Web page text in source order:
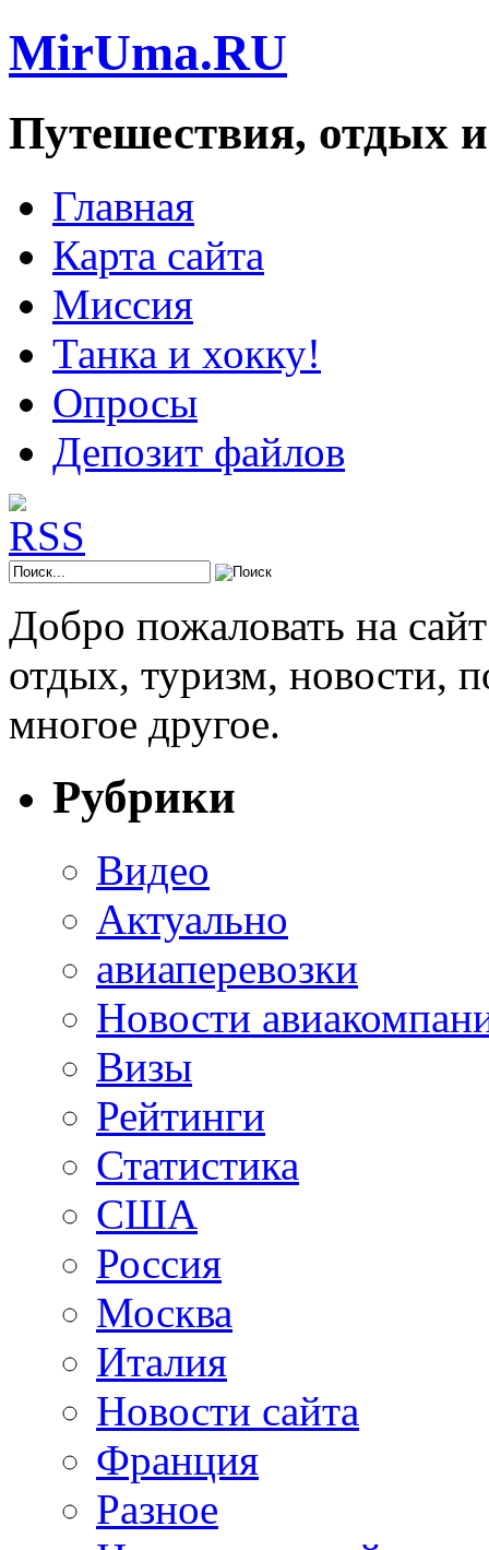
MirUma.RU
Путешествия, отдых
Главная
Карта сайта
Миссия
Танка и хокку!
Опросы
Депозит файлов
Добро пожаловать на
отдых, туризм, новости,
многое другое.
Рубрики
Видео
Актуально
авиаперевозки
Новости
Визы
Рейтинги
Статистика
США
Россия
Москва
Италия
Новости сайта
Франция
Разное